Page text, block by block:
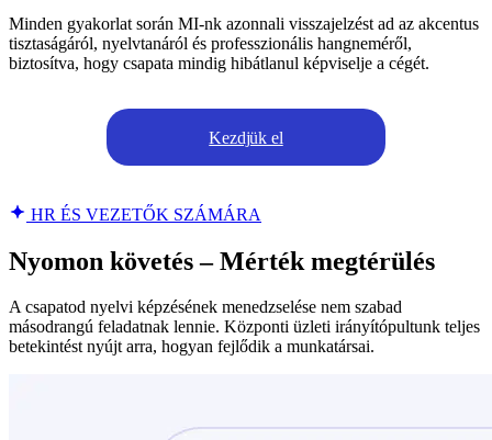
Minden gyakorlat során MI-nk azonnali visszajelzést ad az akcentus
tisztaságáról, nyelvtanáról és professzionális hangneméről,
biztosítva, hogy csapata mindig hibátlanul képviselje a cégét.
Kezdjük el
HR ÉS VEZETŐK SZÁMÁRA
Nyomon követés – Mérték megtérülés
A csapatod nyelvi képzésének menedzselése nem szabad
másodrangú feladatnak lennie. Központi üzleti irányítópultunk teljes
betekintést nyújt arra, hogyan fejlődik a munkatársai.